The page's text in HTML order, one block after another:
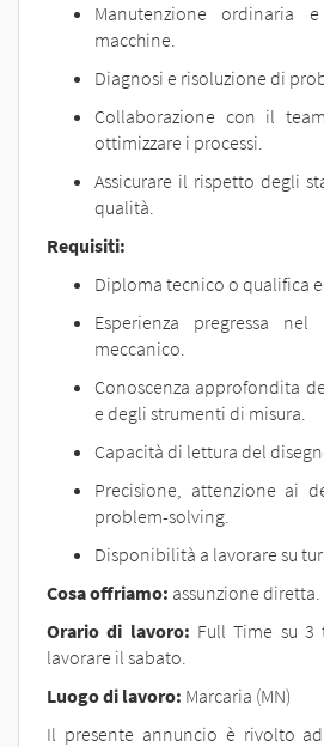
PT
Manutenzione ordinaria
macchine.
Diagnosi e risoluzione di
Collaborazione con il
ottimizzare i processi.
Assicurare il rispetto degli
qualità.
Requisiti:
Diploma tecnico o qualifica
Esperienza pregressa
meccanico.
Conoscenza approfondita
e degli strumenti di misura.
Capacità di lettura del
Precisione, attenzione ai
problem-solving.
Disponibilità a lavorare su
Cosa offriamo: assunzione diretta.
Orario di lavoro: Full Time su
lavorare il sabato.
Luogo di lavoro: Marcaria (MN)
Il presente annuncio è rivolto